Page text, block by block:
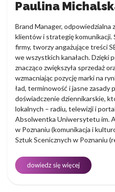
Paulina
Brand Manager, odpowiedzialna
klientów i strategię
firmy, tworzy angażujące treści
we wszystkich kanałach. Dzięki
znacząco zwiększyła sprzedaż
wzmacniając pozycję marki na
ład, terminowość i jasne zasady
doświadczenie dziennikarskie,
lokalnych – radiu, telewizji i
Absolwentka Uniwersytetu im.
w Poznaniu (komunikacja i
Sztuk Scenicznych w Poznaniu
dowiedz się więcej